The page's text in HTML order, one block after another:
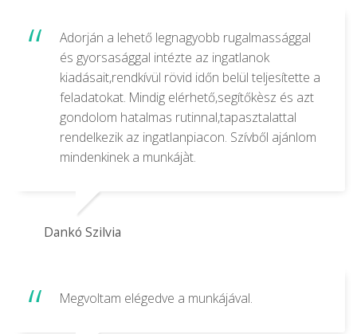
Adorján a lehető legnagyobb rugalmassággal
és gyorsasággal intézte az ingatlanok
kiadásait,rendkívül rövid időn belül teljesítette a
feladatokat. Mindig elérhető,segítőkèsz és azt
gondolom hatalmas rutinnal,tapasztalattal
rendelkezik az ingatlanpiacon. Szívből ajánlom
mindenkinek a munkájàt.
Dankó Szilvia
Megvoltam elégedve a munkájával.